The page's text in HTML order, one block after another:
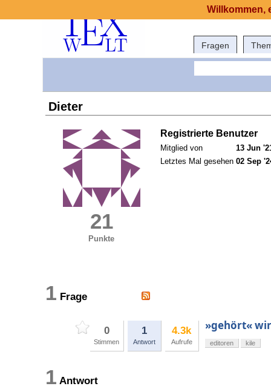
Fragen
Dieter
21
Punkte
Registrierte Benutzer
Mitglied von
13 Jun
Letztes Mal gesehen 02 Sep
1 Frage
0
Stimmen
1
Antwort
4.3k
Aufrufe
»gehört«
editoren kile
1 Antwort
Willkommen,